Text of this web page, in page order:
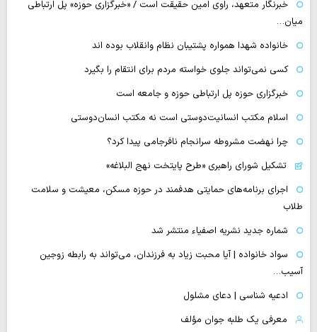
خبرنگار متعهد، راوی امین حقیقت است / «خبرگزاری حوزه» پل ارتباطی
میان…
خانواده شهدا همواره پشتیبان نظام وانقلاب بوده اند
کسی نمی‌تواند جلوی خواسته مردم برای انتقام را بگیرد
خبرگزاری حوزه پل ارتباطی حوزه و جامعه است
اسلام مکتب انسانیت‌دوستی است نه مکتب انسان‌دوستی
چرا نهضت مشروطه سرانجام نافرجامی پیدا کرد؟
تشکیل شورای راهبری «طرح پایتخت نهج البلاغه»
اجرای برنامه‌های حمایتی هدفمند در حوزه مسکن، معیشت و سلامت
طلاب
شماره جدید نشریه اصفیاء منتشر شد
سواد خانواده | آیا محبت زیاد به فرزندان، می‌تواند به رابطه زوجین
آسیب…
ادعیه شناسی | دعای مشلول
معرفی یک طلبه جوان مؤلف